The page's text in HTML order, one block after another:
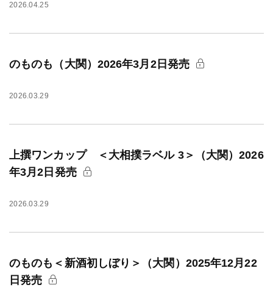
2026.04.25
のものも（大関）2026年3月2日発売
2026.03.29
上撰ワンカップ ＜大相撲ラベル 3＞（大関）2026
年3月2日発売
2026.03.29
のものも＜新酒初しぼり＞（大関）2025年12月22
日発売